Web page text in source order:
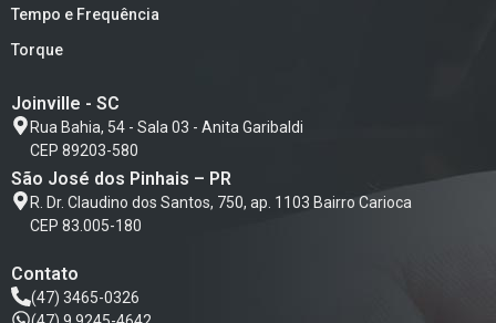
Tempo e Frequência
Torque
Joinville - SC
Rua Bahia, 54 - Sala 03 - Anita Garibaldi
CEP 89203-580
São José dos Pinhais – PR
R. Dr. Claudino dos Santos, 750, ap. 1103 Bairro Carioca
CEP 83.005-180
Contato
(47) 3465-0326